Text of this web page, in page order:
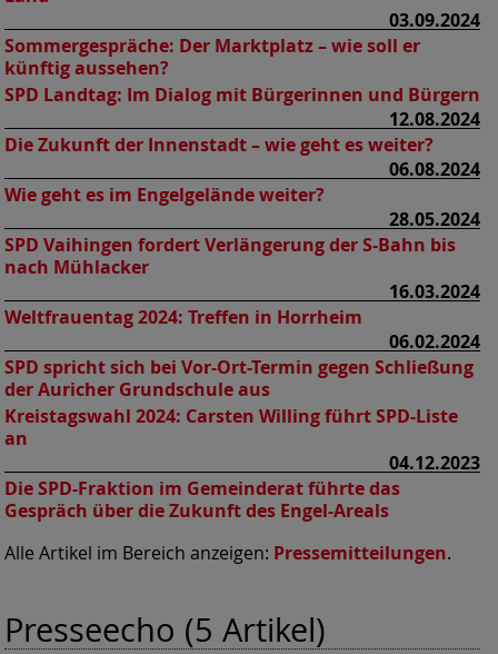
03.09.2024
Sommergespräche: Der Marktplatz – wie soll er
künftig aussehen?
SPD Landtag: Im Dialog mit Bürgerinnen und Bürgern
12.08.2024
Die Zukunft der Innenstadt – wie geht es weiter?
06.08.2024
Wie geht es im Engelgelände weiter?
28.05.2024
SPD Vaihingen fordert Verlängerung der S-Bahn bis
nach Mühlacker
16.03.2024
Weltfrauentag 2024: Treffen in Horrheim
06.02.2024
SPD spricht sich bei Vor-Ort-Termin gegen Schließung
der Auricher Grundschule aus
Kreistagswahl 2024: Carsten Willing führt SPD-Liste
an
04.12.2023
Die SPD-Fraktion im Gemeinderat führte das
Gespräch über die Zukunft des Engel-Areals
Alle Artikel im Bereich anzeigen: Pressemitteilungen.
Presseecho (5 Artikel)